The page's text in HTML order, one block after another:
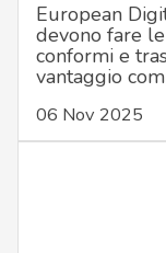
European
devono fare
conformi e
vantaggio
06 Nov 2025